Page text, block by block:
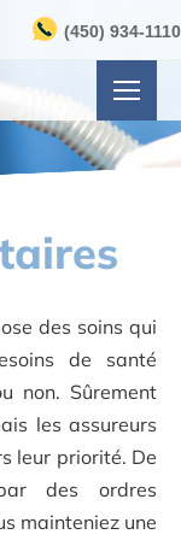
(450) 934-1110
des soins qui
de santé
non. Sûrement
les assureurs
leur priorité. De
des ordres
mainteniez une